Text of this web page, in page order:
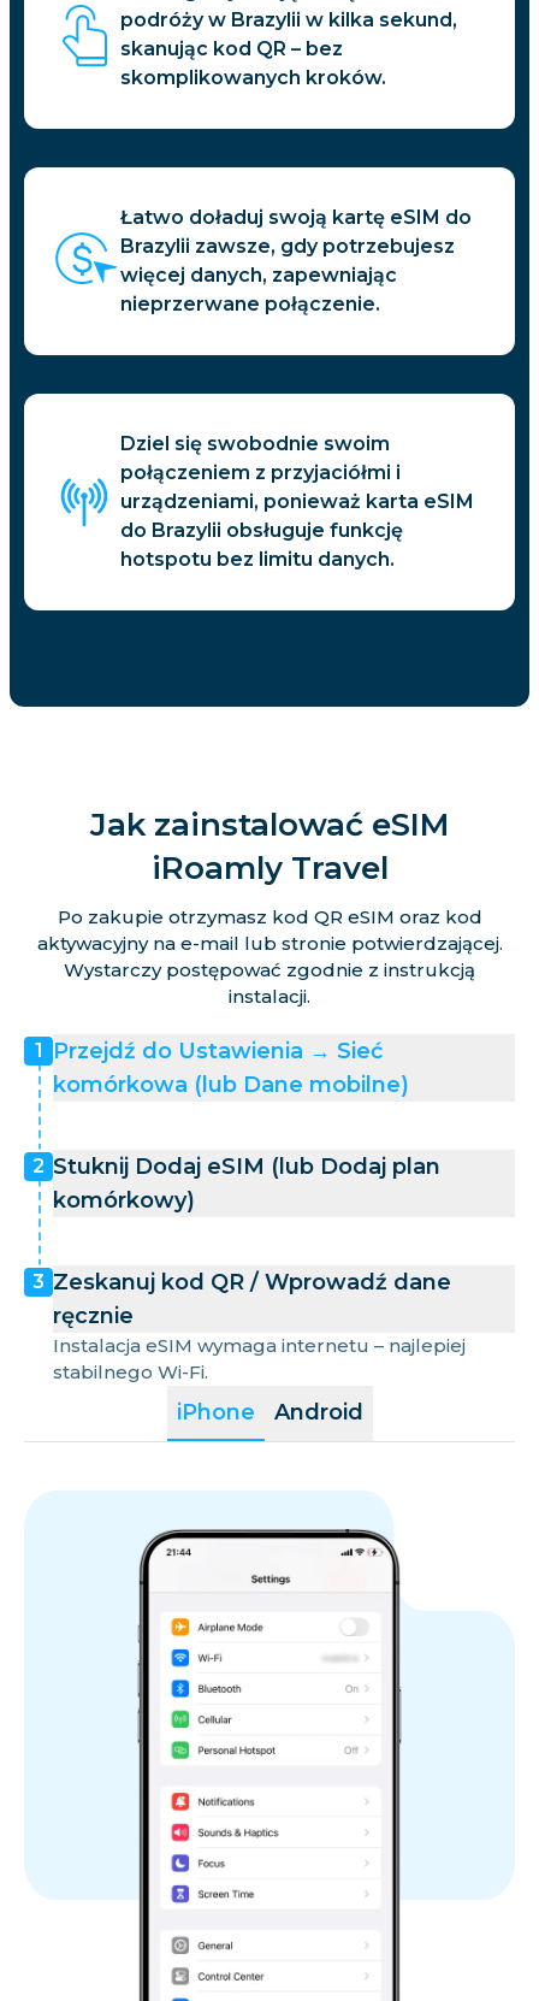
podróży w Brazylii w kilka sekund,
skanując kod QR – bez
skomplikowanych kroków.
Łatwo doładuj swoją kartę eSIM do
Brazylii zawsze, gdy potrzebujesz
więcej danych, zapewniając
nieprzerwane połączenie.
Dziel się swobodnie swoim
połączeniem z przyjaciółmi i
urządzeniami, ponieważ karta eSIM
do Brazylii obsługuje funkcję
hotspotu bez limitu danych.
Jak zainstalować eSIM
iRoamly Travel
Po zakupie otrzymasz kod QR eSIM oraz kod
aktywacyjny na e-mail lub stronie potwierdzającej.
Wystarczy postępować zgodnie z instrukcją
instalacji.
iPhone Android
1
Przejdź do Ustawienia → Sieć
komórkowa (lub Dane mobilne)
2 Stuknij Dodaj eSIM (lub Dodaj plan
komórkowy)
3 Zeskanuj kod QR / Wprowadź dane
ręcznie
Instalacja eSIM wymaga internetu – najlepiej
stabilnego Wi-Fi.